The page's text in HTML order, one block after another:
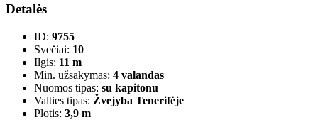
Detalės
ID: 9755
Svečiai: 10
Ilgis: 11 m
Min. užsakymas: 4 valandas
Nuomos tipas: su kapitonu
Valties tipas: Žvejyba Tenerifėje
Plotis: 3,9 m